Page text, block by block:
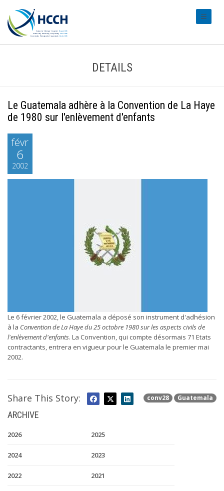
DETAILS
Le Guatemala adhère à la Convention de La Haye
de 1980 sur l'enlèvement d'enfants
févr
6
2002
Le 6 février 2002, le Guatemala a déposé son instrument d'adhésion
à la Convention de La Haye du 25 octobre 1980 sur les aspects civils de
l'enlèvement d'enfants. La Convention, qui compte désormais 71 Etats
contractants, entrera en vigueur pour le Guatemala le premier mai
2002.
conv28 Guatemala
Share This Story:
ARCHIVE
2026 2025
2024 2023
2022 2021